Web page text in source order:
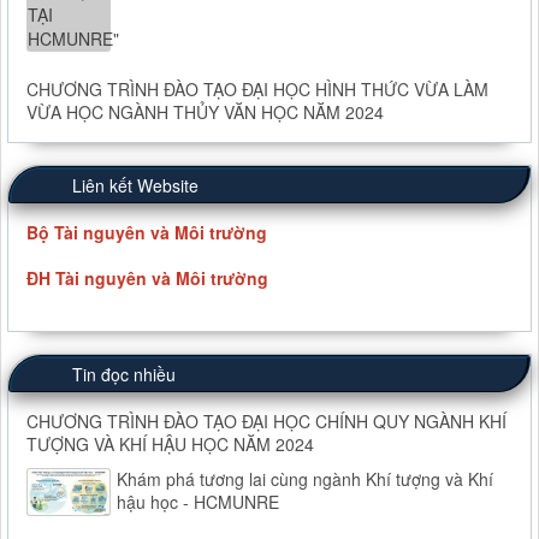
CHƯƠNG TRÌNH ĐÀO TẠO ĐẠI HỌC HÌNH THỨC VỪA LÀM
VỪA HỌC NGÀNH THỦY VĂN HỌC NĂM 2024
Liên kết Website
Bộ Tài nguyên và Môi trường
ĐH Tài nguyên và Môi trường
Tin đọc nhiều
CHƯƠNG TRÌNH ĐÀO TẠO ĐẠI HỌC CHÍNH QUY NGÀNH KHÍ
TƯỢNG VÀ KHÍ HẬU HỌC NĂM 2024
Khám phá tương lai cùng ngành Khí tượng và Khí
hậu học - HCMUNRE